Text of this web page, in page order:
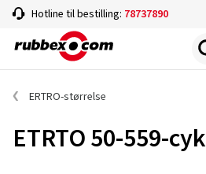
Hotline til bestilling: 78737890
ERTRO-størrelse
ETRTO 50-559-